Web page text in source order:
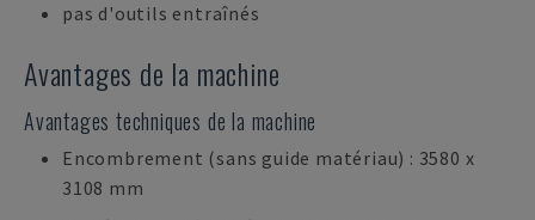
pas d'outils entraînés
Avantages de la machine
Avantages techniques de la machine
Encombrement (sans guide matériau) : 3580 x
3108 mm